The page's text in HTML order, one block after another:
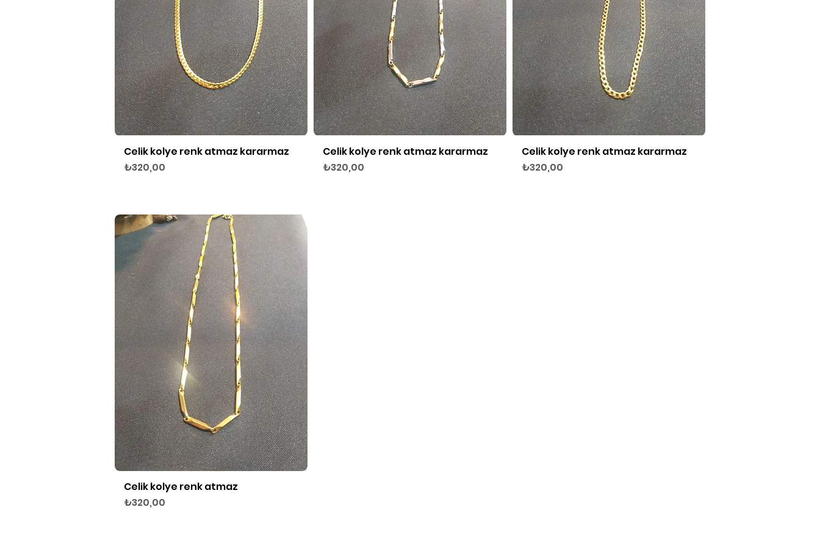
Hızlı Bakış
Celik kolye renk atmaz kararmaz
Fiyat
₺320,00
Hızlı Bakış
Celik kolye renk atmaz kararmaz
Fiyat
₺320,00
Hızlı Bakış
Celik kolye renk atmaz kararmaz
Fiyat
₺320,00
Hızlı Bakış
Celik kolye renk atmaz
Fiyat
₺320,00